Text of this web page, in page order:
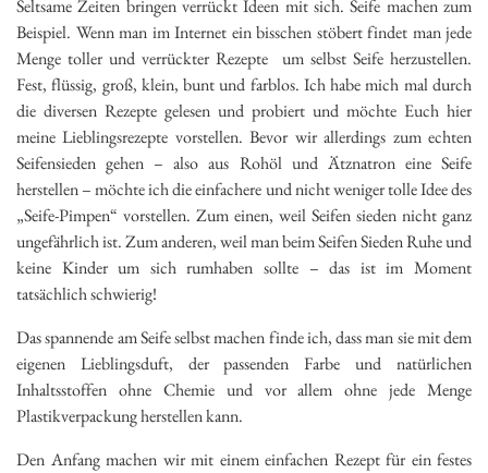
Seltsame Zeiten bringen verrückt Ideen mit sich. Seife machen zum
Beispiel. Wenn man im Internet ein bisschen stöbert findet man jede
Menge toller und verrückter Rezepte um selbst Seife herzustellen.
Fest, flüssig, groß, klein, bunt und farblos. Ich habe mich mal durch
die diversen Rezepte gelesen und probiert und möchte Euch hier
meine Lieblingsrezepte vorstellen. Bevor wir allerdings zum echten
Seifensieden gehen – also aus Rohöl und Ätznatron eine Seife
herstellen – möchte ich die einfachere und nicht weniger tolle Idee des
„Seife-Pimpen“ vorstellen. Zum einen, weil Seifen sieden nicht ganz
ungefährlich ist. Zum anderen, weil man beim Seifen Sieden Ruhe und
keine Kinder um sich rumhaben sollte – das ist im Moment
tatsächlich schwierig!
Das spannende am Seife selbst machen finde ich, dass man sie mit dem
eigenen Lieblingsduft, der passenden Farbe und natürlichen
Inhaltsstoffen ohne Chemie und vor allem ohne jede Menge
Plastikverpackung herstellen kann.
Den Anfang machen wir mit einem einfachen Rezept für ein festes